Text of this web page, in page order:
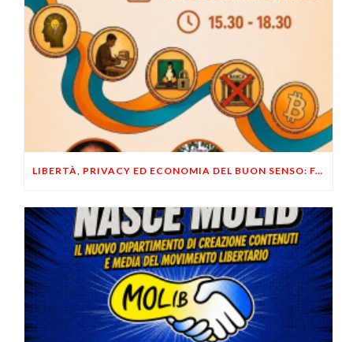
LIBERTÀ, PRIVACY ED ECONOMIA DEL BUON SENSO: FACCO E MUSUMECI A CASALECCHIO DI RENO (BO)